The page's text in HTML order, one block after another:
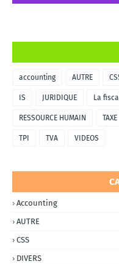
accounting AUTRE
IS JURIDIQUE La
RESSOURCE HUMAIN
TPI TVA VIDEOS
Accounting
AUTRE
CSS
DIVERS